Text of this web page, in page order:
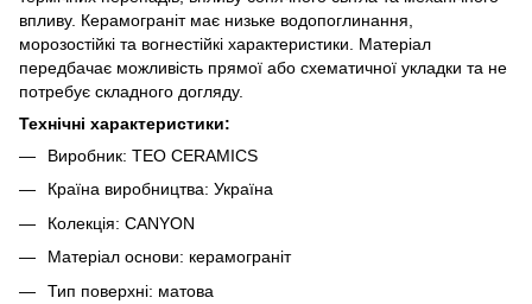
впливу. Керамограніт має низьке водопоглинання,
морозостійкі та вогнестійкі характеристики. Матеріал
передбачає можливість прямої або схематичної укладки та не
потребує складного догляду.
Технічні характеристики:
Виробник: TEO CERAMICS
Країна виробництва: Україна
Колекція: CANYON
Матеріал основи: керамограніт
Тип поверхні: матова